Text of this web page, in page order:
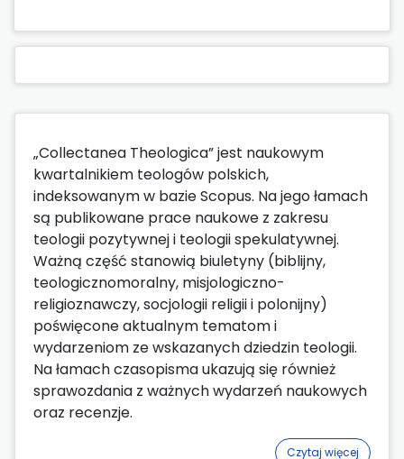
„Collectanea Theologica” jest naukowym
kwartalnikiem teologów polskich,
indeksowanym w bazie Scopus. Na jego łamach
są publikowane prace naukowe z zakresu
teologii pozytywnej i teologii spekulatywnej.
Ważną część stanowią biuletyny (biblijny,
teologicznomoralny, misjologiczno-
religioznawczy, socjologii religii i polonijny)
poświęcone aktualnym tematom i
wydarzeniom ze wskazanych dziedzin teologii.
Na łamach czasopisma ukazują się również
sprawozdania z ważnych wydarzeń naukowych
oraz recenzje.
Czytaj więcej